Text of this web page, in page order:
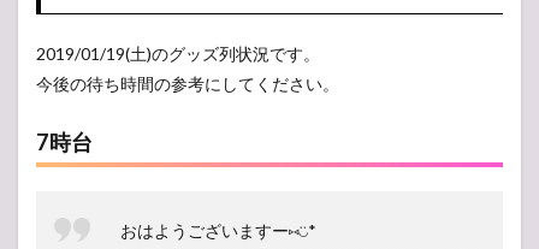
2019/01/19(土)のグッズ列状況です。
今後の待ち時間の参考にしてください。
7時台
おはようございますー⑅︎◡̈︎*